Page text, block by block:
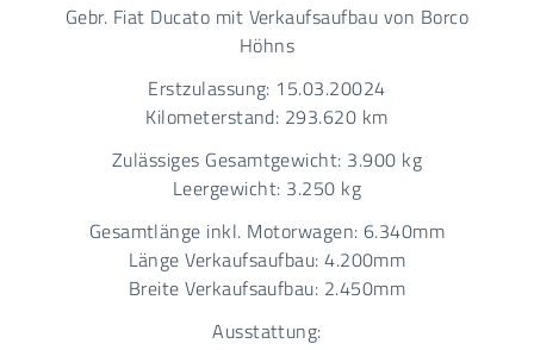
Gebr. Fiat Ducato mit Verkaufsaufbau von Borco
Höhns
Erstzulassung: 15.03.20024
Kilometerstand: 293.620 km
Zulässiges Gesamtgewicht: 3.900 kg
Leergewicht: 3.250 kg
Gesamtlänge inkl. Motorwagen: 6.340mm
Länge Verkaufsaufbau: 4.200mm
Breite Verkaufsaufbau: 2.450mm
Ausstattung: